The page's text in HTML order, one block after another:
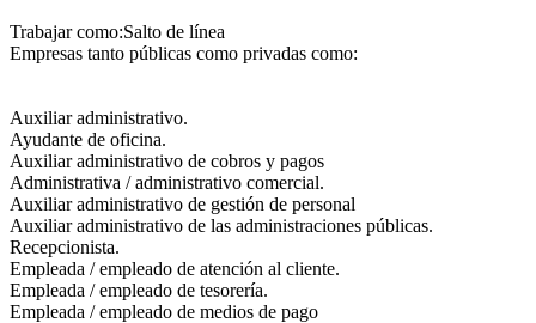
Trabajar como:Salto de línea
Empresas tanto públicas como privadas como:
Auxiliar administrativo.
Ayudante de oficina.
Auxiliar administrativo de cobros y pagos
Administrativa / administrativo comercial.
Auxiliar administrativo de gestión de personal
Auxiliar administrativo de las administraciones públicas.
Recepcionista.
Empleada / empleado de atención al cliente.
Empleada / empleado de tesorería.
Empleada / empleado de medios de pago